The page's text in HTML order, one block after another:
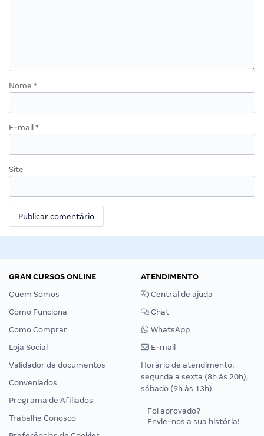
Nome *
E-mail *
Site
GRAN CURSOS ONLINE
Quem Somos
Como Funciona
Como Comprar
Loja Social
Validador de documentos
Conveniados
Programa de Afiliados
Trabalhe Conosco
ATENDIMENTO
Central de ajuda
Chat
WhatsApp
E-mail
Horário de atendimento:
segunda a sexta (8h às 20h),
sábado (9h às 13h).
Foi aprovado?
Envie-nos a sua história!